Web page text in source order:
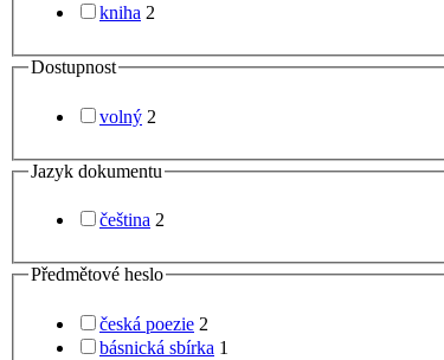
kniha 2
Dostupnost
volný 2
Jazyk dokumentu
čeština 2
Předmětové heslo
česká poezie 2
básnická sbírka 1